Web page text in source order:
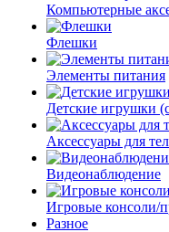
Компьютерные
Флешки
Элементы питания
Детские игрушки
Аксессуары для
Видеонаблюдение
Игровые консоли/
Разное